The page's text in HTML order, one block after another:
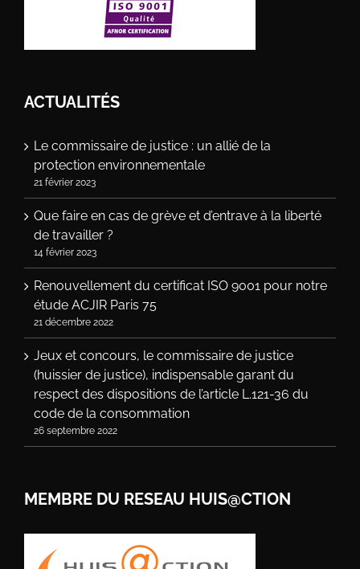
ACTUALITÉS
Le commissaire de justice : un allié de la
protection environnementale
21 février 2023
Que faire en cas de grève et d’entrave à la liberté
de travailler ?
14 février 2023
Renouvellement du certificat ISO 9001 pour notre
étude ACJIR Paris 75
21 décembre 2022
Jeux et concours, le commissaire de justice
(huissier de justice), indispensable garant du
respect des dispositions de l’article L.121-36 du
code de la consommation
26 septembre 2022
MEMBRE DU RESEAU HUIS@CTION